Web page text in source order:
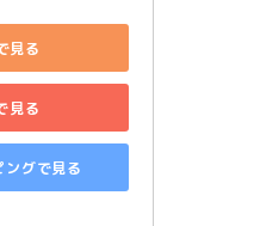
見る
見る
グで見る